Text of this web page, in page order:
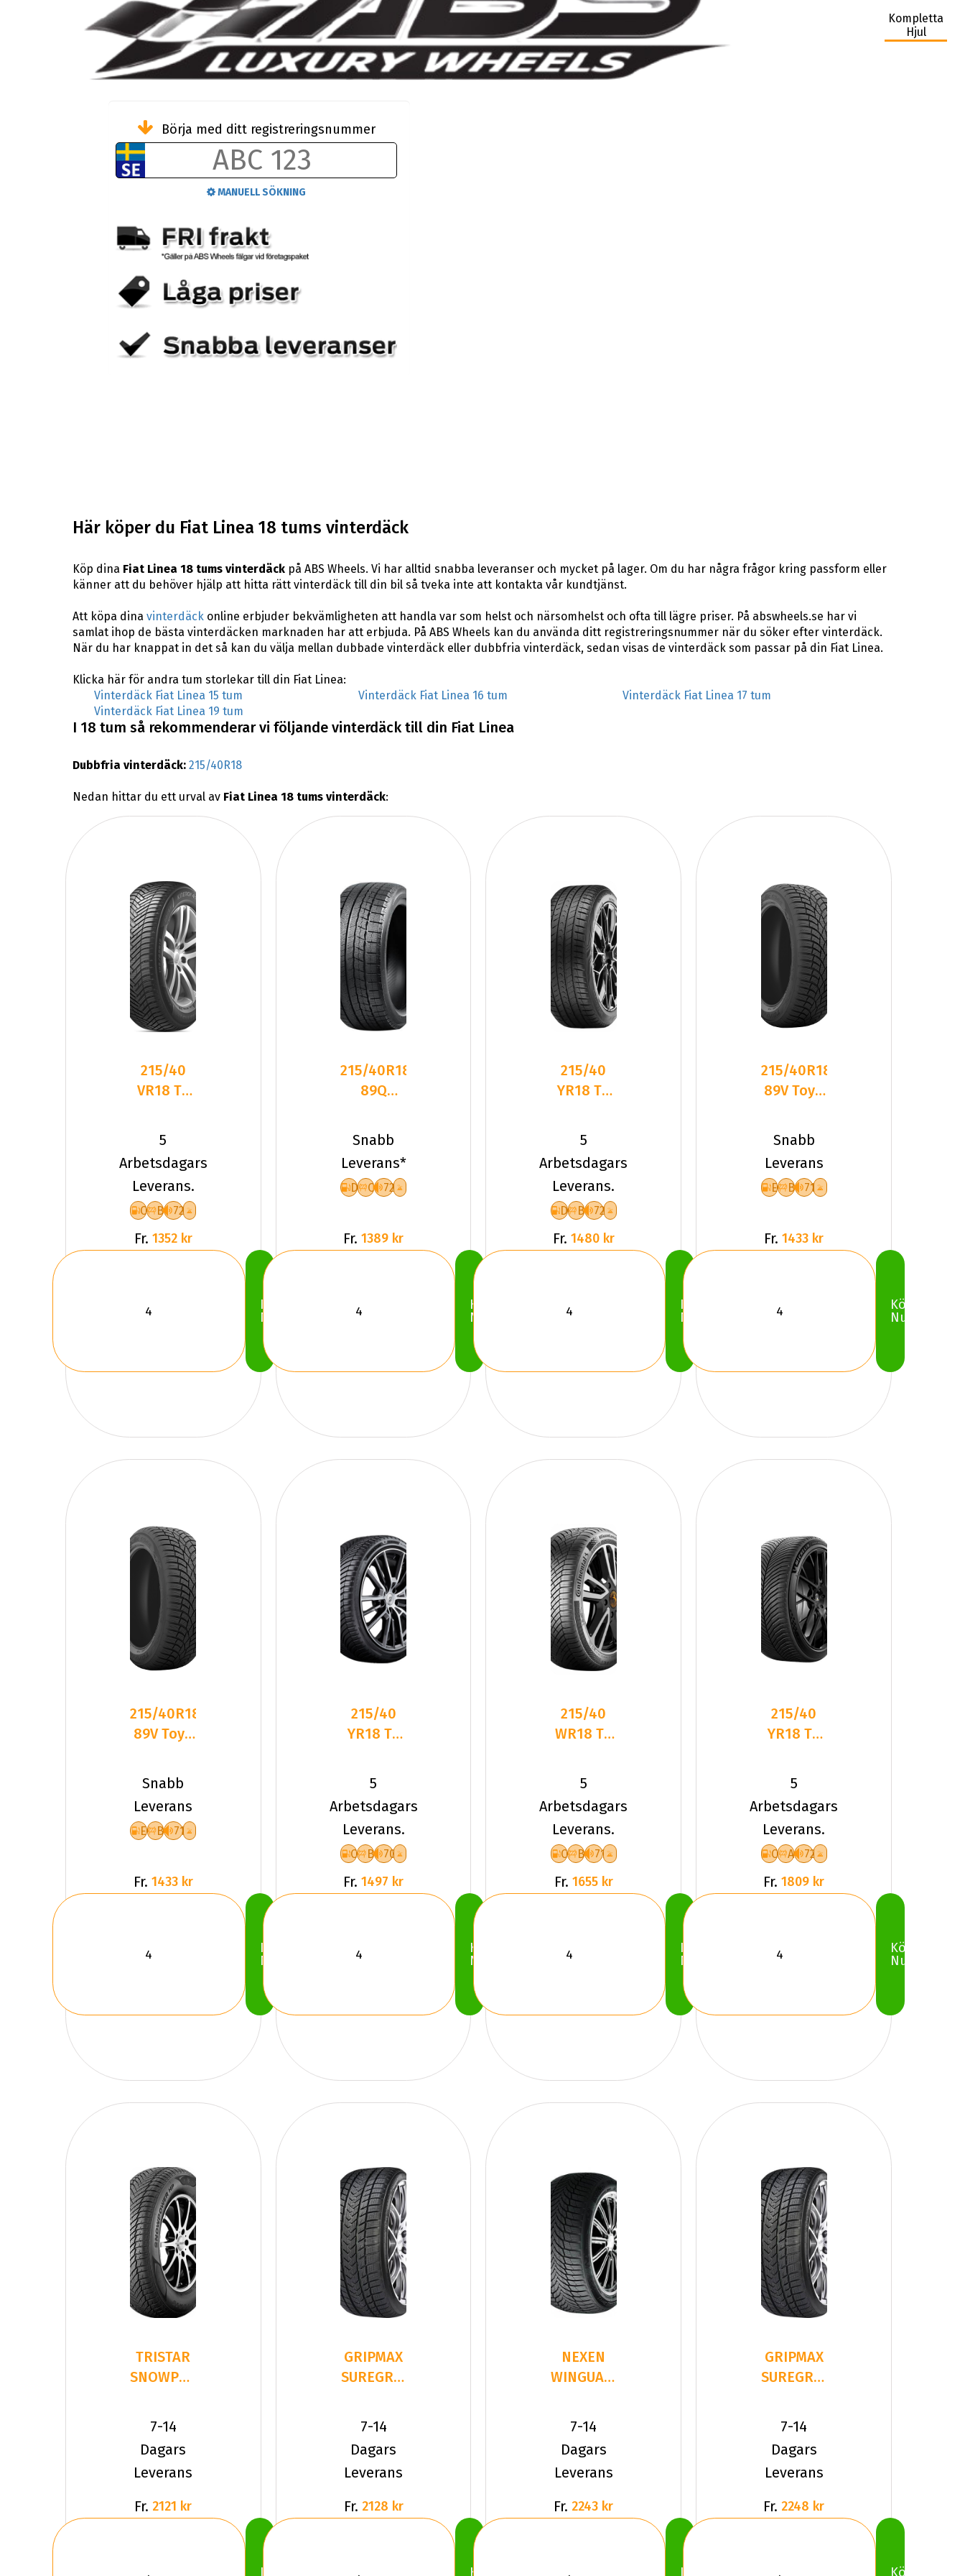
Kompletta
Hjul
Börja med ditt registreringsnummer
MANUELL SÖKNING
Här köper du Fiat Linea 18 tums vinterdäck
Köp dina Fiat Linea 18 tums vinterdäckpå ABS Wheels. Vi har alltid snabba leveranser och mycket på lager. Om du har några frågor kring passform eller
känner att du behöver hjälp att hitta rätt vinterdäck till din bil så tveka inte att kontakta vår kundtjänst.
Att köpa dina vinterdäckonline erbjuder bekvämligheten att handla var som helst och närsomhelst och ofta till lägre priser. På abswheels.se har vi
samlat ihop de bästa vinterdäcken marknaden har att erbjuda. På ABS Wheels kan du använda ditt registreringsnummer när du söker efter vinterdäck.
När du har knappat in det så kan du välja mellan dubbade vinterdäck eller dubbfria vinterdäck, sedan visas de vinterdäck som passar på din Fiat Linea.
Klicka här för andra tum storlekar till din Fiat Linea:
Vinterdäck Fiat Linea 15 tum
Vinterdäck Fiat Linea 16 tum
Vinterdäck Fiat Linea 17 tum
Vinterdäck Fiat Linea 19 tum
I 18 tum så rekommenderar vi följande vinterdäck till din Fiat Linea
Dubbfria vinterdäck: 215/40R18
Nedan hittar du ett urval av Fiat Linea 18 tums vinterdäck:
215/40
VR18 TL
H750
KINERGY
4S2 XL
5
Arbetsdagars
Leverans.
C B 72
Fr. 1352 kr
Köp
Nu
215/40R18
89Q
WS-1 XL
Friktion
2024
Snabb
Leverans*
D C 72
Fr. 1389 kr
Köp
Nu
215/40
YR18 TL
QUATRAC
PRO+ XL
5
Arbetsdagars
Leverans.
D B 72
Fr. 1480 kr
Köp
Nu
215/40R18
89V Toyo
S944 XL
Friktion
Snabb
Leverans
E B 71
Fr. 1433 kr
Köp
Nu
215/40R18
89V Toyo
S944 XL
Friktion
Snabb
Leverans
E B 71
Fr. 1433 kr
Köp
Nu
215/40
YR18 TL
TURANZA
AS 6 XL
5
Arbetsdagars
Leverans.
C B 70
Fr. 1497 kr
Köp
Nu
215/40
WR18 TL
ALL SEAS
CONT 2
XL FR
5
Arbetsdagars
Leverans.
C B 71
Fr. 1655 kr
Köp
Nu
215/40
YR18 TL
CROSSCL
3 SPORT
XL
5
Arbetsdagars
Leverans.
C A 72
Fr. 1809 kr
Köp
Nu
TRISTAR
SNOWPOWER
215/40R18
89 V XL
7-14
Dagars
Leverans
Fr. 2121 kr
Köp
GRIPMAX
SUREGRIP
WINTER
215/40R18
8
7-14
Dagars
Leverans
Fr. 2128 kr
Köp
NEXEN
WINGUARD
215/40R18
89 V XL
7-14
Dagars
Leverans
Fr. 2243 kr
Köp
GRIPMAX
SUREGRIP
WINTER
215/40R18
8
7-14
Dagars
Leverans
Fr. 2248 kr
Köp